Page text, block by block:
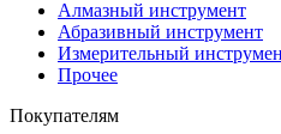
Алмазный инструмент
Абразивный инструмент
Измерительный
Прочее
Покупателям